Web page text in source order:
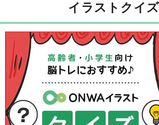
イラストクイズ